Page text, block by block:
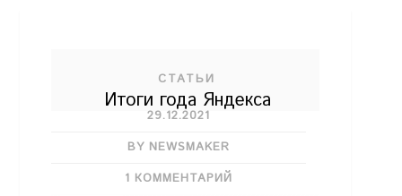
СТАТЬИ
Итоги года Яндекса
29.12.2021
BY NEWSMAKER
1 КОММЕНТАРИЙ